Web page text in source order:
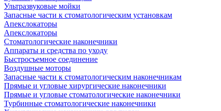
Ультразвуковые мойки
Запасные части к стоматологическим установкам
Апекслокаторы
Апекслокаторы
Стоматологические наконечники
Аппараты и средства по уходу
Быстросъемное соединение
Воздушные моторы
Запасные части к стоматологическим наконечникам
Прямые и угловые хирургические наконечники
Прямые и угловые стоматологические наконечники
Турбинные стоматологические наконечники